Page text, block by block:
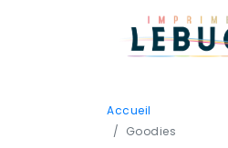
Accueil
Goodies